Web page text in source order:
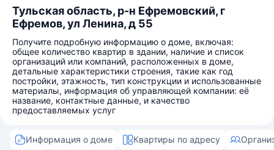
Тульская область, р-н Ефремовский, г
Ефремов, ул Ленина, д 55
Получите подробную информацию о доме, включая:
общее количество квартир в здании, наличие и список
организаций или компаний, расположенных в доме,
детальные характеристики строения, такие как год
постройки, этажность, тип конструкции и использованные
материалы, информация об управляющей компании: её
название, контактные данные, и качество
предоставляемых услуг
Информация о доме Квартиры по адресу